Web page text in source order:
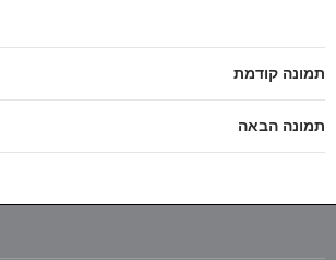
תמונה קודמת
תמונה הבאה